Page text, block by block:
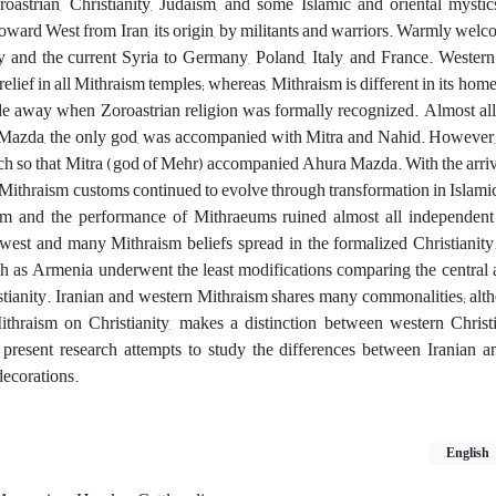
West from Iran, its origin, by militants and warriors. Warmly
the current Syria to Germany, Poland, Italy, and France.
in all Mithraism temples; whereas, Mithraism is different in its
away when Zoroastrian religion was formally recognized. Almost
the only god, was accompanied with Mitra and Nahid.
so that Mitra (god of Mehr) accompanied Ahura Mazda. With the
customs continued to evolve through transformation in
the performance of Mithraeums ruined almost all
and many Mithraism beliefs spread in the formalized
Armenia underwent the least modifications comparing the
Iranian and western Mithraism shares many commonalities;
on Christianity, makes a distinction between western
research attempts to study the differences between Iranian
English